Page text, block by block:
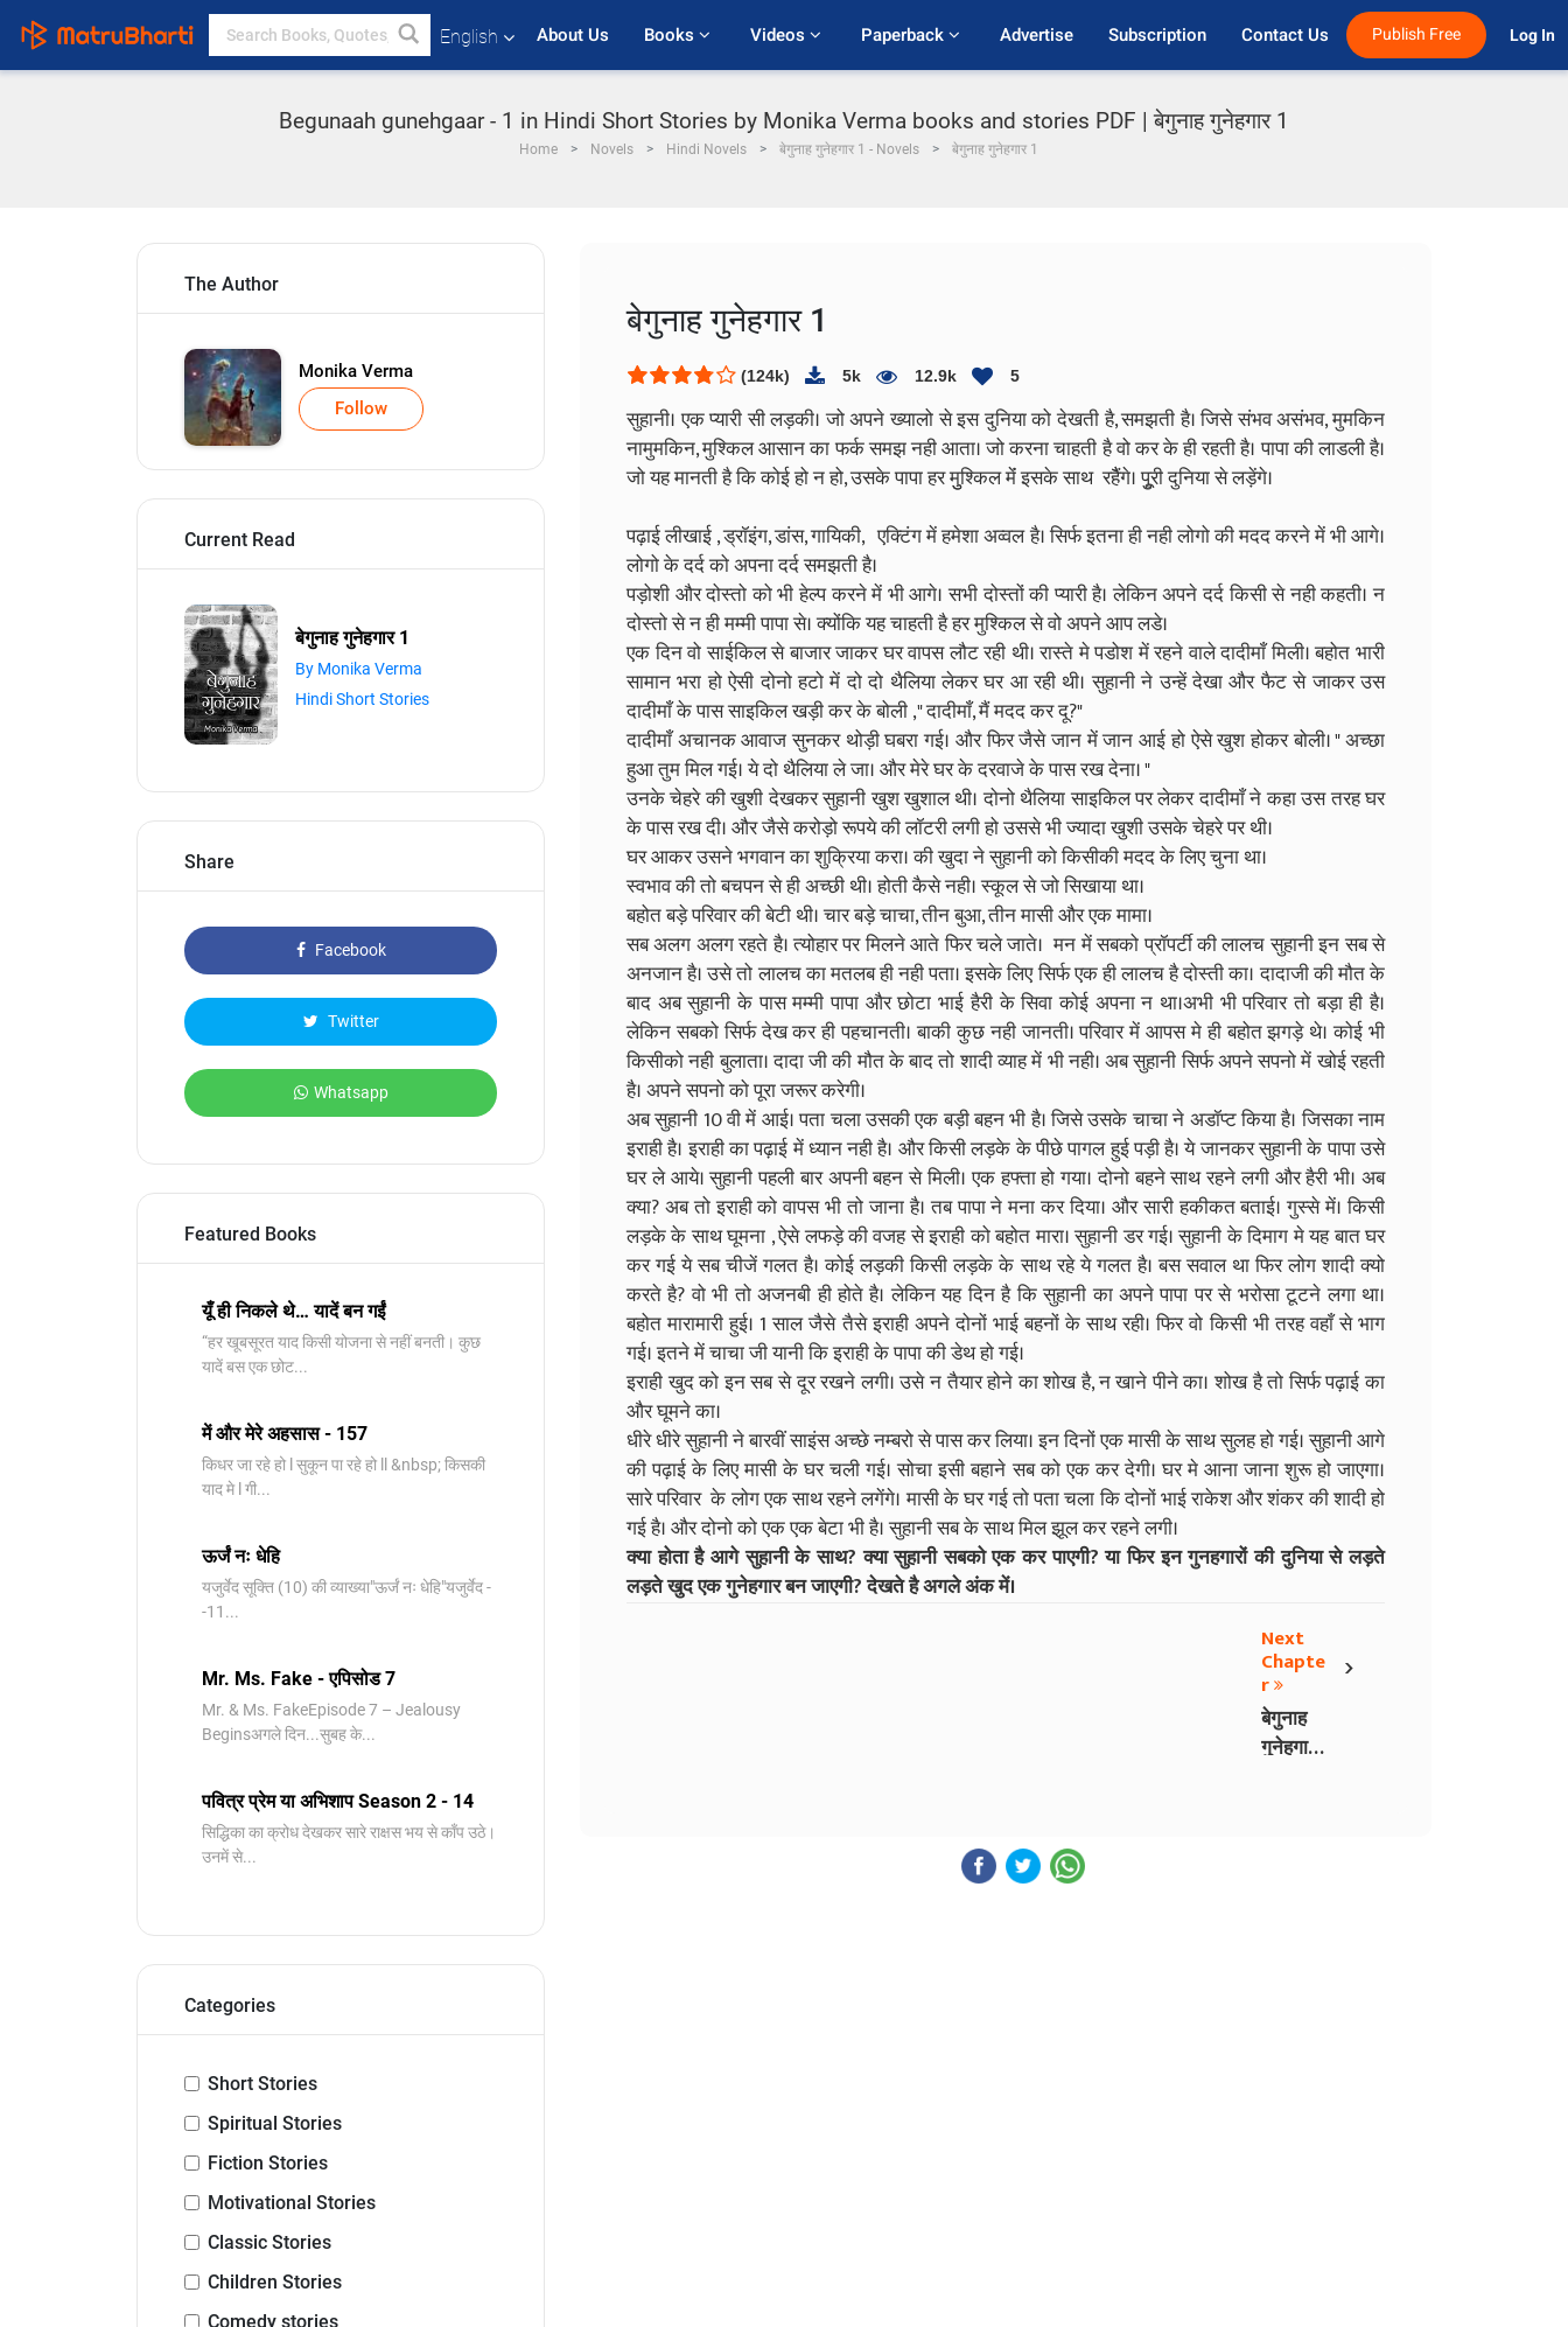
English About Us Books Videos Paperback Advertise Subscription Contact Us Publish Free Log In
Begunaah gunehgaar - 1 in Hindi Short Stories by Monika Verma books and stories PDF | बेगुनाह गुनेहगार 1
Home Novels Hindi Novels बेगुनाह गुनेहगार 1 - Novels बेगुनाह गुनेहगार 1
The Author
Monika Verma
Follow
Current Read
बेगुनाह गुनेहगार 1
By Monika Verma
Hindi Short Stories
Share
Facebook
Twitter
Whatsapp
Featured Books
यूँ ही निकले थे… यादें बन गईं
“हर खूबसूरत याद किसी योजना से नहीं बनती। कुछ
यादें बस एक छोट...
में और मेरे अहसास - 157
किधर जा रहे हो l सुकून पा रहे हो ll &nbsp; किसकी
याद मे l गी...
ऊर्जं नः धेहि
यजुर्वेद सूक्ति (10) की व्याख्या"ऊर्जं नः धेहि"यजुर्वेद -
-11...
Mr. Ms. Fake - एपिसोड 7
Mr. & Ms. FakeEpisode 7 – Jealousy
Beginsअगले दिन...सुबह के...
पवित्र प्रेम या अभिशाप Season 2 - 14
सिद्धिका का क्रोध देखकर सारे राक्षस भय से काँप उठे।
उनमें से...
Categories
Short Stories
Spiritual Stories
Fiction Stories
Motivational Stories
Classic Stories
Children Stories
Comedy stories
बेगुनाह गुनेहगार 1
(124k) 5k 12.9k 5
सुहानी। एक प्यारी सी लड़की। जो अपने ख्यालो से इस दुनिया को देखती है, समझती है। जिसे संभव असंभव, मुमकिन
नामुमकिन, मुश्किल आसान का फर्क समझ नही आता। जो करना चाहती है वो कर के ही रहती है।पापा की लाडली है।
जो यह मानती है कि कोई हो न हो, उसके पापा हर मुुश्किल मेंं इसके साथ रहैैंगे। पुूरी दुनिया से लड़ेंगे।
पढ़ाई लीखाई , ड्रॉइंग, डांस, गायिकी, एक्टिंग में हमेशा अव्वल है। सिर्फ इतना ही नही लोगो की मदद करने में भी आगे।
लोगो के दर्द को अपना दर्द समझती है।
पड़ोशी और दोस्तो को भी हेल्प करने में भी आगे। सभी दोस्तों की प्यारी है। लेकिन अपने दर्द किसी से नही कहती। न
दोस्तो से न ही मम्मी पापा से। क्योंकि यह चाहती है हर मुश्किल से वो अपने आप लडे।
एक दिन वो साईकिल से बाजार जाकर घर वापस लौट रही थी। रास्ते मे पडोश में रहने वाले दादीमाँ मिली। बहोत भारी
सामान भरा हो ऐसी दोनो हटो में दो दो थैलिया लेकर घर आ रही थी। सुहानी ने उन्हें देखा और फैट से जाकर उस
दादीमाँ के पास साइकिल खड़ी कर के बोली ," दादीमाँ, मैं मदद कर दू?"
दादीमाँ अचानक आवाज सुनकर थोड़ी घबरा गई। और फिर जैसे जान में जान आई हो ऐसे खुश होकर बोली। " अच्छा
हुआ तुम मिल गई। ये दो थैलिया ले जा। और मेरे घर के दरवाजे के पास रख देना। "
उनके चेहरे की खुशी देखकर सुहानी खुश खुशाल थी। दोनो थैलिया साइकिल पर लेकर दादीमाँ ने कहा उस तरह घर
के पास रख दी। और जैसे करोड़ो रूपये की लॉटरी लगी हो उससे भी ज्यादा खुशी उसके चेहरे पर थी।
घर आकर उसने भगवान का शुक्रिया करा। की खुदा ने सुहानी को किसीकी मदद के लिए चुना था।
स्वभाव की तो बचपन से ही अच्छी थी। होती कैसे नही। स्कूल से जो सिखाया था।
बहोत बड़े परिवार की बेटी थी। चार बड़े चाचा, तीन बुआ, तीन मासी और एक मामा।
सब अलग अलग रहते है। त्योहार पर मिलने आते फिर चले जाते। मन में सबको प्रॉपर्टी की लालच सुहानी इन सब से
अनजान है। उसे तो लालच का मतलब ही नही पता। इसके लिए सिर्फ एक ही लालच है दोस्ती का। दादाजी की मौत के
बाद अब सुहानी के पास मम्मी पापा और छोटा भाई हैरी के सिवा कोई अपना न था।अभी भी परिवार तो बड़ा ही है।
लेकिन सबको सिर्फ देख कर ही पहचानती। बाकी कुछ नही जानती। परिवार में आपस मे ही बहोत झगड़े थे। कोई भी
किसीको नही बुलाता। दादा जी की मौत के बाद तो शादी व्याह में भी नही। अब सुहानी सिर्फ अपने सपनो में खोई रहती
है। अपने सपनो को पूरा जरूर करेगी।
अब सुहानी 10 वी में आई। पता चला उसकी एक बड़ी बहन भी है। जिसे उसके चाचा ने अडॉप्ट किया है। जिसका नाम
इराही है। इराही का पढ़ाई में ध्यान नही है। और किसी लड़के के पीछे पागल हुई पड़ी है। ये जानकर सुहानी के पापा उसे
घर ले आये। सुहानी पहली बार अपनी बहन से मिली। एक हफ्ता हो गया। दोनो बहने साथ रहने लगी और हैरी भी। अब
क्या? अब तो इराही को वापस भी तो जाना है। तब पापा ने मना कर दिया। और सारी हकीकत बताई। गुस्से में। किसी
लड़के के साथ घूमना , ऐसे लफड़े की वजह से इराही को बहोत मारा। सुहानी डर गई। सुहानी के दिमाग मे यह बात घर
कर गई ये सब चीजें गलत है। कोई लड़की किसी लड़के के साथ रहे ये गलत है। बस सवाल था फिर लोग शादी क्यो
करते है? वो भी तो अजनबी ही होते है। लेकिन यह दिन है कि सुहानी का अपने पापा पर से भरोसा टूटने लगा था।
बहोत मारामारी हुई। 1 साल जैसे तैसे इराही अपने दोनों भाई बहनों के साथ रही। फिर वो किसी भी तरह वहाँ से भाग
गई। इतने में चाचा जी यानी कि इराही के पापा की डेथ हो गई।
इराही खुद को इन सब से दूर रखने लगी। उसे न तैयार होने का शोख है, न खाने पीने का। शोख है तो सिर्फ पढ़ाई का
और घूमने का।
धीरे धीरे सुहानी ने बारवीं साइंस अच्छे नम्बरो से पास कर लिया। इन दिनों एक मासी के साथ सुलह हो गई। सुहानी आगे
की पढ़ाई के लिए मासी के घर चली गई। सोचा इसी बहाने सब को एक कर देगी। घर मे आना जाना शुरू हो जाएगा।
सारे परिवार के लोग एक साथ रहने लगेंगे। मासी के घर गई तो पता चला कि दोनों भाई राकेश और शंकर की शादी हो
गई है। और दोनो को एक एक बेटा भी है। सुहानी सब के साथ मिल झूल कर रहने लगी।
क्या होता है आगे सुहानी के साथ? क्या सुहानी सबको एक कर पाएगी? या फिर इन गुनहगारों की दुनिया से लड़ते
लड़ते खुद एक गुनेहगार बन जाएगी? देखते है अगले अंक में।
›
Next
Chapte
r
बेगुनाह
गुनेहगार